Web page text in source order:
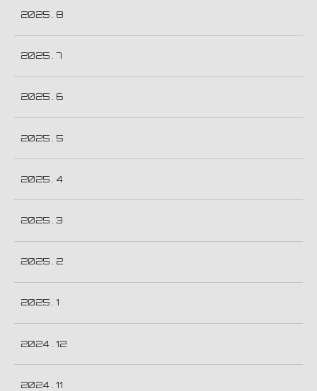
2025 . 8
2025 . 7
2025 . 6
2025 . 5
2025 . 4
2025 . 3
2025 . 2
2025 . 1
2024 . 12
2024 . 11